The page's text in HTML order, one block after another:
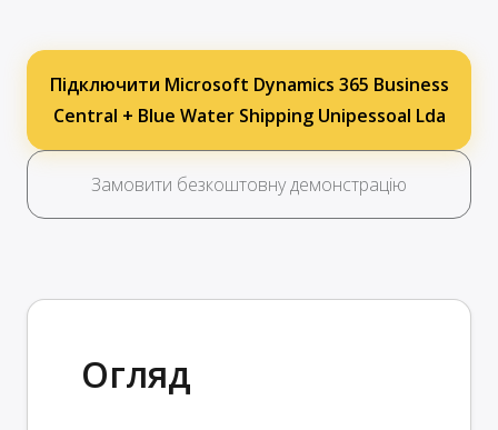
Підключити Microsoft Dynamics 365 Business
Central + Blue Water Shipping Unipessoal Lda
Замовити безкоштовну демонстрацію
Огляд